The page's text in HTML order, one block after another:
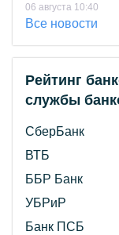
06 августа 10:40
Все новости
Рейтинг
службы
СберБанк
ВТБ
ББР Банк
УБРиР
Банк ПСБ